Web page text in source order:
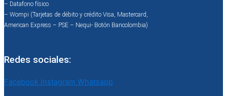
– Datafono físico
– Wompi (Tarjetas de débito y crédito Visa, Mastercard,
American Express – PSE – Nequi- Botón Bancolombia)
Redes sociales:
Facebook Instagram Whatsapp